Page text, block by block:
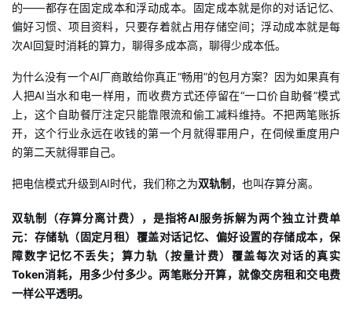
的——都存在固定成本和浮动成本。固定成本就是你的对话记忆、
偏好习惯、项目资料，只要存着就占用存储空间；浮动成本就是每
次AI回复时消耗的算力，聊得多成本高，聊得少成本低。
为什么没有一个AI厂商敢给你真正“畅用”的包月方案？因为如果真有
人把AI当水和电一样用，而收费方式还停留在“一口价自助餐”模式
上，这个自助餐厅注定只能靠限流和偷工减料维持。不把两笔账拆
开，这个行业永远在收钱的第一个月就得罪用户，在伺候重度用户
的第二天就得罪自己。
把电信模式升级到AI时代，我们称之为双轨制 ，也叫存算分离。
双轨制（存算分离计费），是指将AI服务拆解为两个独立计费单
元：存储轨（固定月租）覆盖对话记忆、偏好设置的存储成本，保
障数字记忆不丢失；算力轨（按量计费）覆盖每次对话的真实
Token消耗，用多少付多少。两笔账分开算，就像交房租和交电费
一样公平透明。